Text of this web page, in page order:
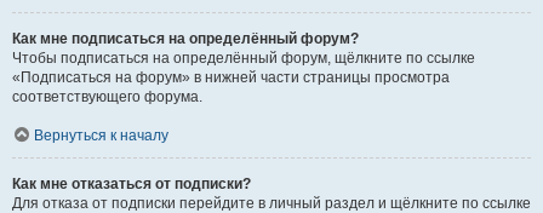
Как мне подписаться на определённый форум?
Чтобы подписаться на определённый форум, щёлкните по ссылке
«Подписаться на форум» в нижней части страницы просмотра
соответствующего форума.
Вернуться к началу
Как мне отказаться от подписки?
Для отказа от подписки перейдите в личный раздел и щёлкните по ссылке